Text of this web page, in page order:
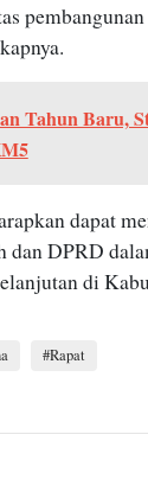
Tahun Baru,
dapat
dan DPRD
di
Rapat